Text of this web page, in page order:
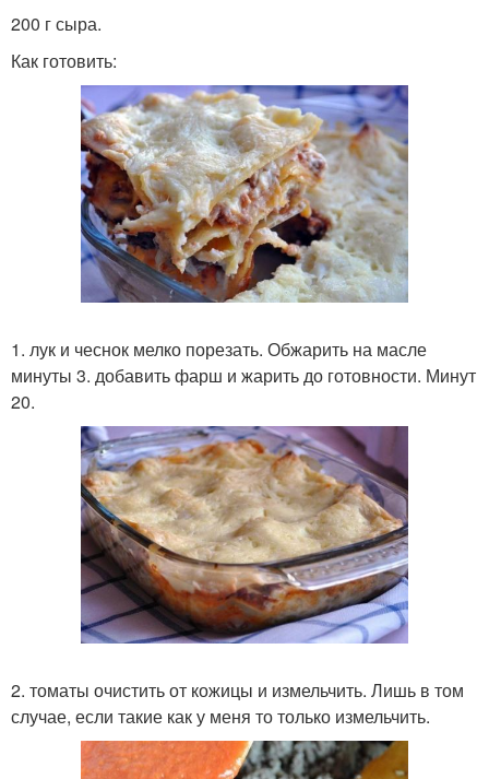
200 г сыра.
Как готовить:
1. лук и чеснок мелко порезать. Обжарить на масле
минуты 3. добавить фарш и жарить до готовности. Минут
20.
2. томаты очистить от кожицы и измельчить. Лишь в том
случае, если такие как у меня то только измельчить.